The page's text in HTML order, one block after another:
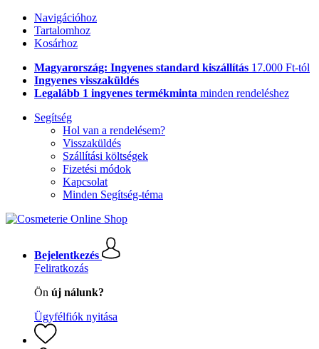
Navigációhoz
Tartalomhoz
Kosárhoz
Magyarország: Ingyenes standard kiszállítás 17.000 Ft-tól
Ingyenes visszaküldés
Legalább 1 ingyenes termékminta minden rendeléshez
Segítség
Hol van a rendelésem?
Visszaküldés
Szállítási költségek
Fizetési módok
Kapcsolat
Minden Segítség-téma
Bejelentkezés
Feliratkozás
Ön új nálunk?
Ügyfélfiók nyitása